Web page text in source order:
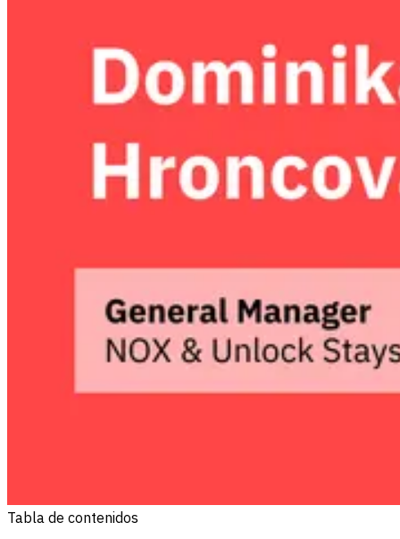
Tabla de contenidos